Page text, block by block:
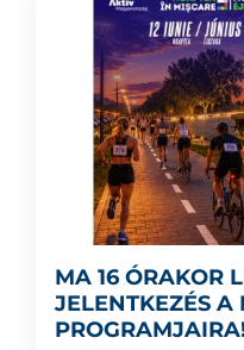
MA 16 ÓRAKOR
JELENTKEZÉS A